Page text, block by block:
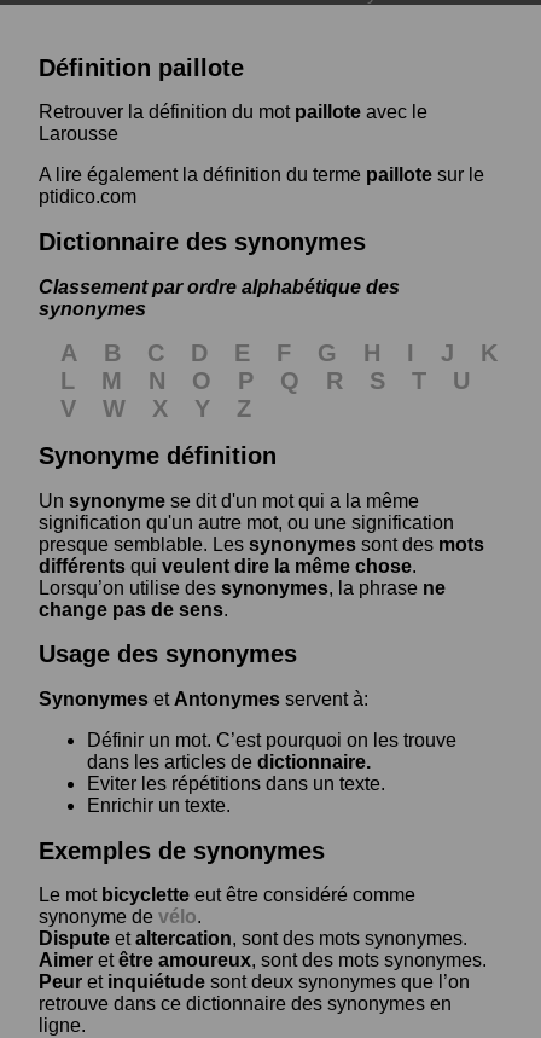
Définition paillote
Retrouver la définition du mot paillote avec le
Larousse
A lire également la définition du terme paillote sur le
ptidico.com
Dictionnaire des synonymes
Classement par ordre alphabétique des
synonymes
A B C D E F G H I J
K
L
M N O P Q R S T
U
V
W X Y
Z
Synonyme définition
Un synonyme se dit d'un mot qui a la même
signification qu'un autre mot, ou une signification
presque semblable. Les synonymes sont des mots
différents qui veulent dire la même chose.
Lorsqu’on utilise des synonymes, la phrase ne
change pas de sens.
Usage des synonymes
Synonymes et Antonymes servent à:
Définir un mot. C’est pourquoi on les trouve
dans les articles de dictionnaire.
Eviter les répétitions dans un texte.
Enrichir un texte.
Exemples de synonymes
Le mot bicyclette eut être considéré comme
synonyme de vélo.
Dispute etaltercation, sont des mots synonymes.
Aimer etêtre amoureux, sont des mots synonymes.
Peur et inquiétude sont deux synonymes que l’on
retrouve dans ce dictionnaire des synonymes en
ligne.